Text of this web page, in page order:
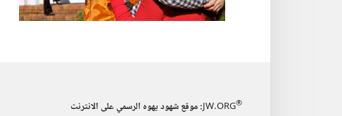
JW.ORG® :‏ موقع شهود يهوه الرسمي على الانترنت